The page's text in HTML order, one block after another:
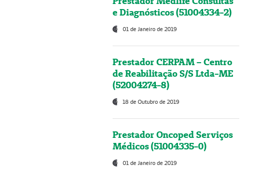
e Diagnósticos (51004334-2)
01 de Janeiro de 2019
Prestador CERPAM – Centro
de Reabilitação S/S Ltda-ME
(52004274-8)
18 de Outubro de 2019
Prestador Oncoped Serviços
Médicos (51004335-0)
01 de Janeiro de 2019